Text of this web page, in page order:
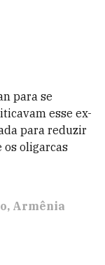
para se
esse ex-
para reduzir
os oligarcas
Armênia